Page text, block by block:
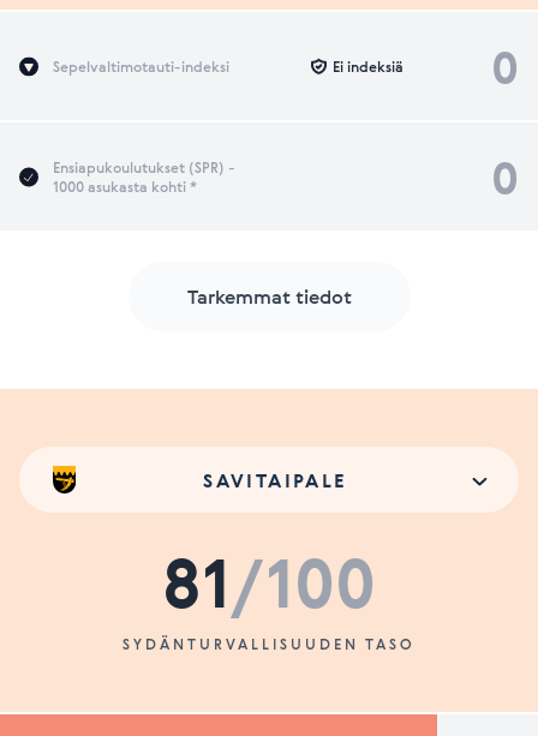
Sepelvaltimotauti-indeksi 0
Ei indeksiä
Ensiapukoulutukset (SPR) -
1000 asukasta kohti *
0
Tarkemmat tiedot
SAVITAIPALE
81/100
SYDÄNTURVALLISUUDEN TASO